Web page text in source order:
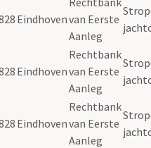
Eindhovenvan Eerste
Aanleg
Eindhoven
Rechtbank
van Eerste
Aanleg
Eindhoven
Rechtbank
van Eerste
Aanleg